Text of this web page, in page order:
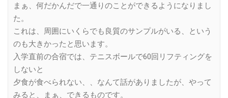
まぁ、何だかんだで一通りのことができるようになりまし
た。
これは、周囲にいくらでも良質のサンプルがいる、という
のも大きかったと思います。
入学直前の合宿では、テニスボールで60回リフティングを
しないと
夕食が食べられない、、なんて話がありましたが、やって
みると、まぁ、できるものです。